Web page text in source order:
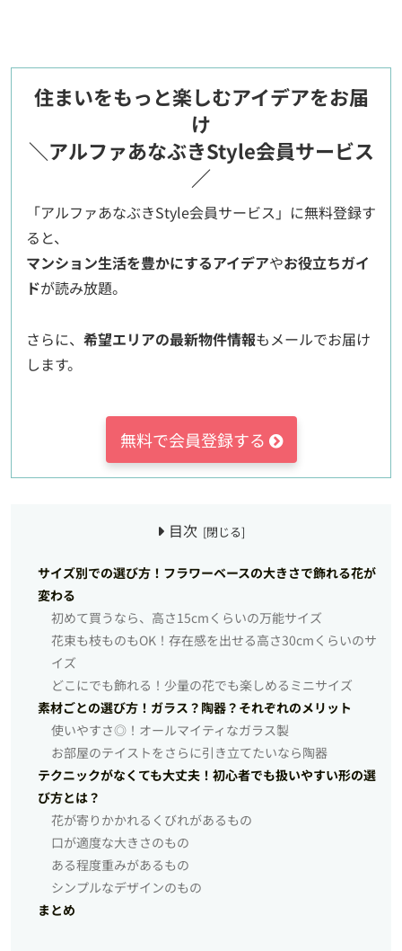
住まいをもっと楽しむアイデアをお届
け
＼アルファあなぶきStyle会員サービス
／
「アルファあなぶきStyle会員サービス」に無料登録す
ると、
マンション生活を豊かにするアイデアやお役立ちガイ
ドが読み放題。
さらに、 希望エリアの最新物件情報もメールでお届け
します。
無料で会員登録する
目次
サイズ別での選び方！フラワーベースの大きさで飾れる花が
変わる
初めて買うなら、高さ15cmくらいの万能サイズ
花束も枝ものもOK！存在感を出せる高さ30cmくらいのサ
イズ
どこにでも飾れる！少量の花でも楽しめるミニサイズ
素材ごとの選び方！ガラス？陶器？それぞれのメリット
使いやすさ◎！オールマイティなガラス製
お部屋のテイストをさらに引き立てたいなら陶器
テクニックがなくても大丈夫！初心者でも扱いやすい形の選
び方とは？
花が寄りかかれるくびれがあるもの
口が適度な大きさのもの
ある程度重みがあるもの
シンプルなデザインのもの
まとめ